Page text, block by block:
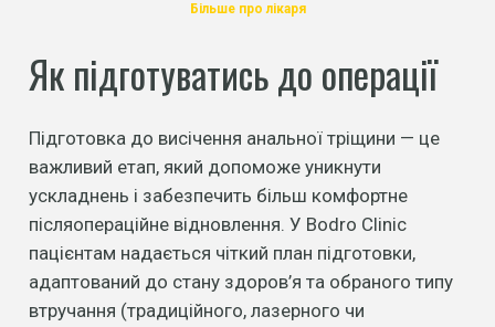
Більше про лікаря
Як підготуватись до операції
Підготовка до висічення анальної тріщини — це
важливий етап, який допоможе уникнути
ускладнень і забезпечить більш комфортне
післяопераційне відновлення. У Bodro Clinic
пацієнтам надається чіткий план підготовки,
адаптований до стану здоров’я та обраного типу
втручання (традиційного, лазерного чи